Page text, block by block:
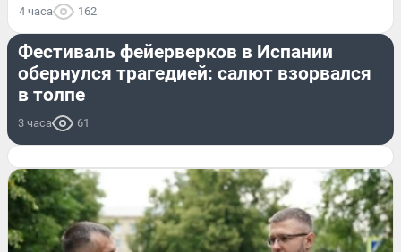
4 часа 162
ПРОИСШЕСТВИЯ
Фестиваль фейерверков в Испании
обернулся трагедией: салют взорвался
в толпе
3 часа 61